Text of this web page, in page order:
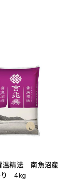
温精法 南魚沼産
り 4kg